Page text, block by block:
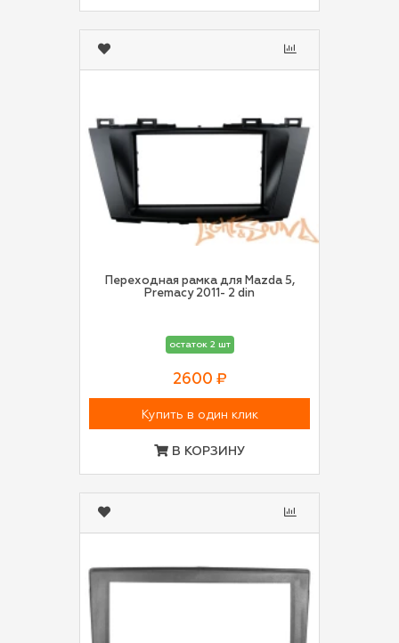
Переходная рамка для Mazda 5,
Premacy 2011- 2 din
остаток 2 шт
2600 ₽
Купить в один клик
В КОРЗИНУ